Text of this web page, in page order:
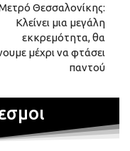
Θεσσαλονίκης:
Κλείνει μια μεγάλη
εκκρεμότητα, θα
μέχρι να φτάσει
παντού